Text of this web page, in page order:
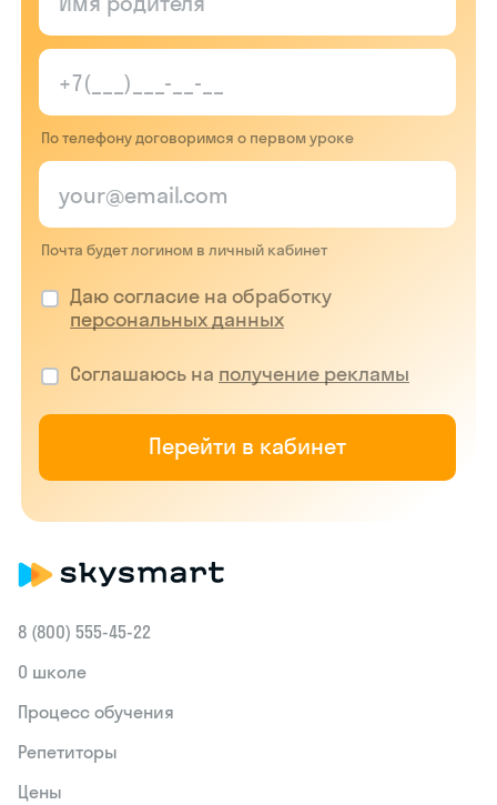
По телефону договоримся о первом уроке
Почта будет логином в личный кабинет
Даю согласие на обработку
персональных данных
Соглашаюсь на получение рекламы
Перейти в кабинет
8 (800) 555‑45-22
О школе
Процесс обучения
Репетиторы
Цены